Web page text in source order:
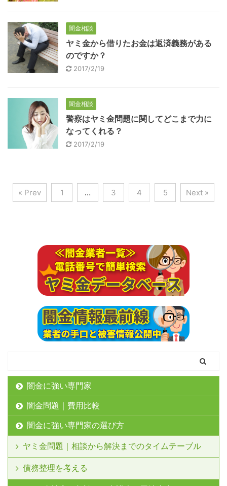
闇金相談
ヤミ金から借りたお金は返済義務がある
のですか？
2017/2/19
闇金相談
警察はヤミ金問題に関してどこまで力に
なってくれる？
2017/2/19
« Prev 1 … 3 4 5 Next »
闇金に強い専門家
闇金問題｜費用比較
闇金に強い専門家の選び方
ヤミ金問題｜相談から解決までのタイムテーブル
債務整理を考える